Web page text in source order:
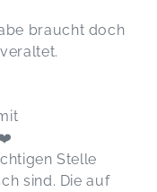
braucht doch
Stelle
sind. Die auf